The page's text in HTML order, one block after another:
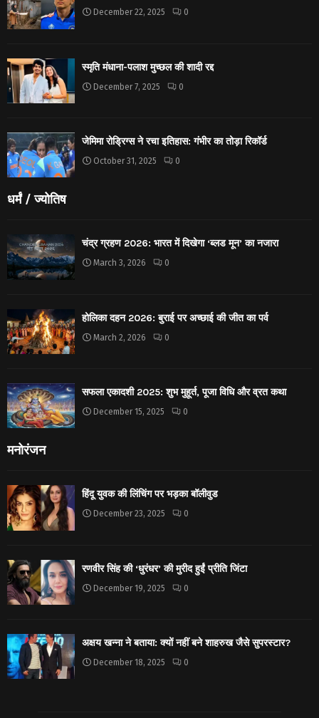
December 22, 2025 0
स्मृति मंधाना-पलाश मुच्छल की शादी रद्द
December 7, 2025 0
जेमिमा रोड्रिग्स ने रचा इतिहास: गंभीर का तोड़ा रिकॉर्ड
October 31, 2025 0
धर्मं / ज्योतिष
चंद्र ग्रहण 2026: भारत में दिखेगा ‘ब्लड मून’ का नजारा
March 3, 2026 0
होलिका दहन 2026: बुराई पर अच्छाई की जीत का पर्व
March 2, 2026 0
सफला एकादशी 2025: शुभ मुहूर्त, पूजा विधि और व्रत कथा
December 15, 2025 0
मनोरंजन
हिंदू युवक की लिंचिंग पर भड़का बॉलीवुड
December 23, 2025 0
रणवीर सिंह की ‘धुरंधर’ की मुरीद हुईं प्रीति जिंटा
December 19, 2025 0
अक्षय खन्ना ने बताया: क्यों नहीं बने शाहरुख जैसे सुपरस्टार?
December 18, 2025 0